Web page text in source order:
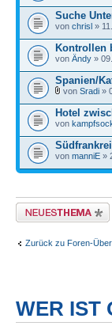
Suche
von chrisl »
Kontrollen
von Ändy »
Spanien/
von Sradi »
Hotel
von
von manniE »
Neues Thema erstellen
Zurück zu Foren-
WER IST